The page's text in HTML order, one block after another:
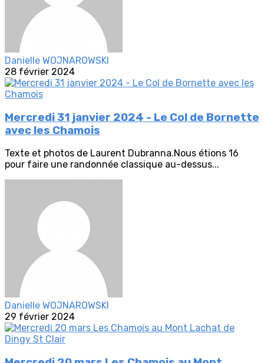
Danielle WOJNAROWSKI
28 février 2024
Mercredi 31 janvier 2024 - Le Col de Bornette
avec les Chamois
Texte et photos de Laurent Dubranna.Nous étions 16
pour faire une randonnée classique au-dessus...
Danielle WOJNAROWSKI
29 février 2024